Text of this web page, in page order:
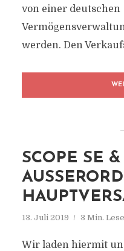
von einer deutschen
werden. Den
SCOPE SE
13. Juli 2019 3 Min.
Wir laden hiermit